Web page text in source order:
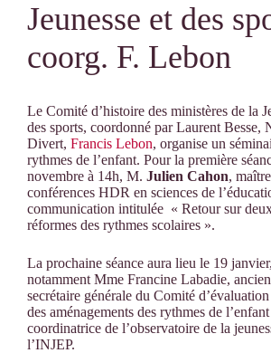
Jeunesse et des
coorg. F. Lebon
Le Comité d’histoire des ministères de la
des sports, coordonné par Laurent Besse,
Divert, Francis Lebon, organise un
rythmes de l’enfant. Pour la première
novembre à 14h, M. Julien Cahon,
conférences HDR en sciences de
communication intitulée « Retour sur
réformes des rythmes scolaires ».
La prochaine séance aura lieu le 19
notamment Mme Francine Labadie,
secrétaire générale du Comité
des aménagements des rythmes de
coordinatrice de l’observatoire de la
l’INJEP.